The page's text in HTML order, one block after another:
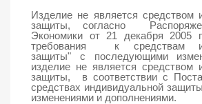
Изделие не является средством
защиты, согласно
Экономики от 21 декабря 2005
требования к средствам
защиты" с последующими
изделие не является средством
защиты, в соответствии с
средствах индивидуальной
изменениями и дополнениями.